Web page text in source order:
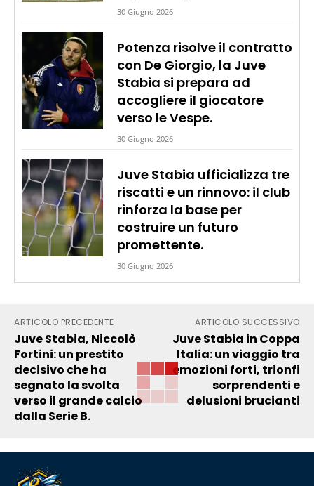
30 Giugno 2026
Potenza risolve il contratto
con De Giorgio, la Juve
Stabia si prepara ad
accogliere il giocatore
verso le Vespe.
30 Giugno 2026
Juve Stabia ufficializza tre
riscatti e un rinnovo: il club
rinforza la base per
costruire un futuro
promettente.
30 Giugno 2026
ARTICOLO PRECEDENTE
Juve Stabia, Niccolò
Fortini: un prestito
decisivo che ha
segnato la svolta
verso il grande calcio
dalla Serie B.
ARTICOLO SUCCESSIVO
Juve Stabia in Coppa
Italia: un viaggio tra
emozioni forti, trionfi
sorprendenti e
delusioni brucianti